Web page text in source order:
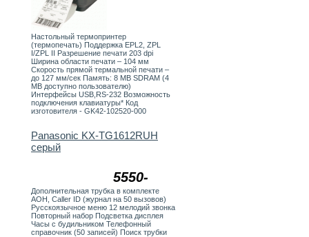
Настольный термопринтер
(термопечать) Поддержка EPL2, ZPL
I/ZPL II Разрешение печати 203 dpi
Ширина области печати – 104 мм
Скорость прямой термальной печати –
до 127 мм/сек Память: 8 MB SDRAM (4
MB доступно пользователю)
Интерфейсы USB,RS-232 Возможность
подключения клавиатуры* Код
изготовителя - GK42-102520-000
5550-
Panasonic KX-TG1612RUH
серый
Дополнительная трубка в комплекте
АОН, Caller ID (журнал на 50 вызовов)
Русскоязычное меню 12 мелодий звонка
Повторный набор Подсветка дисплея
Часы с будильником Телефонный
справочник (50 записей) Поиск трубки